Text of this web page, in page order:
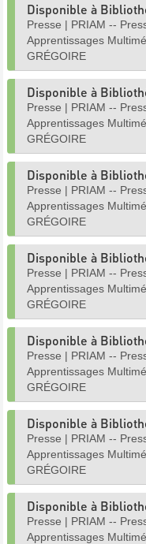
Disponible à
Presse | PRIAM --
Apprentissages
GRÉGOIRE
Disponible à
Presse | PRIAM --
Apprentissages
GRÉGOIRE
Disponible à
Presse | PRIAM --
Apprentissages
GRÉGOIRE
Disponible à
Presse | PRIAM --
Apprentissages
GRÉGOIRE
Disponible à
Presse | PRIAM --
Apprentissages
GRÉGOIRE
Disponible à
Presse | PRIAM --
Apprentissages
GRÉGOIRE
Disponible à
Presse | PRIAM --
Apprentissages